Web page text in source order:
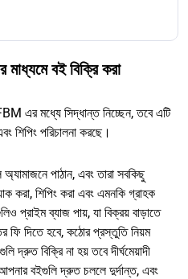
বই বিক্রি করা
এর মধ্যে সিদ্ধান্ত নিচ্ছেন, তবে এটি
শিপিং পরিচালনা করছে।
পাঠান, এবং তারা সবকিছু
করা, শিপিং করা এবং এমনকি গ্রাহক
প্রাইম ব্যাজ পায়, যা বিক্রয় বাড়াতে
ফি দিতে হবে, কঠোর প্রস্তুতি নিয়ম
বিক্রি না হয় তবে দীর্ঘমেয়াদী
বইগুলি দ্রুত চললে দুর্দান্ত, এবং